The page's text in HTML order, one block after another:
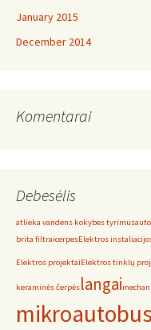
January 2015
December 2014
Komentarai
Debesėlis
atlieka vandens kokybes tyrimus
brita filtraicerpesElektros
Elektros projektaiElektros tinklų
keraminės čerpėslangai